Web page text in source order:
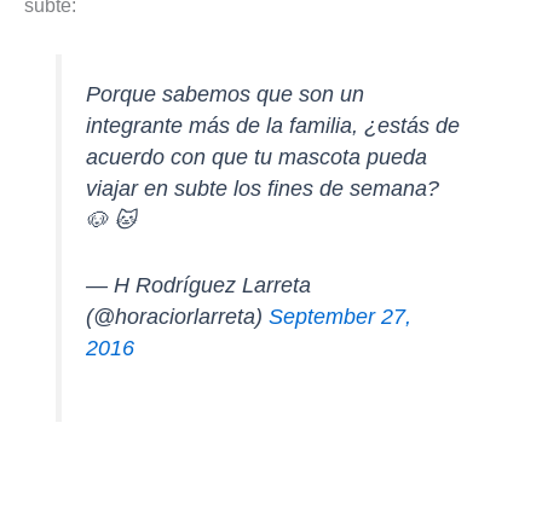
subte:
Porque sabemos que son un
integrante más de la familia, ¿estás de
acuerdo con que tu mascota pueda
viajar en subte los fines de semana?
🐶 🐱
— H Rodríguez Larreta
(@horaciorlarreta)September 27,
2016